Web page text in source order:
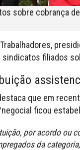
sobre cobrança
filiados
que em
ficou
por acordo ou
da